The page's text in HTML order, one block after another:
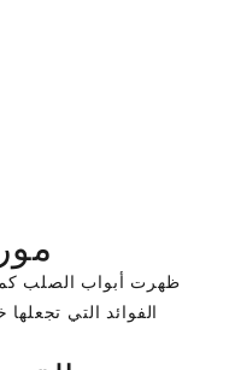
ظهرت أبواب الصلب
الفوائد التي